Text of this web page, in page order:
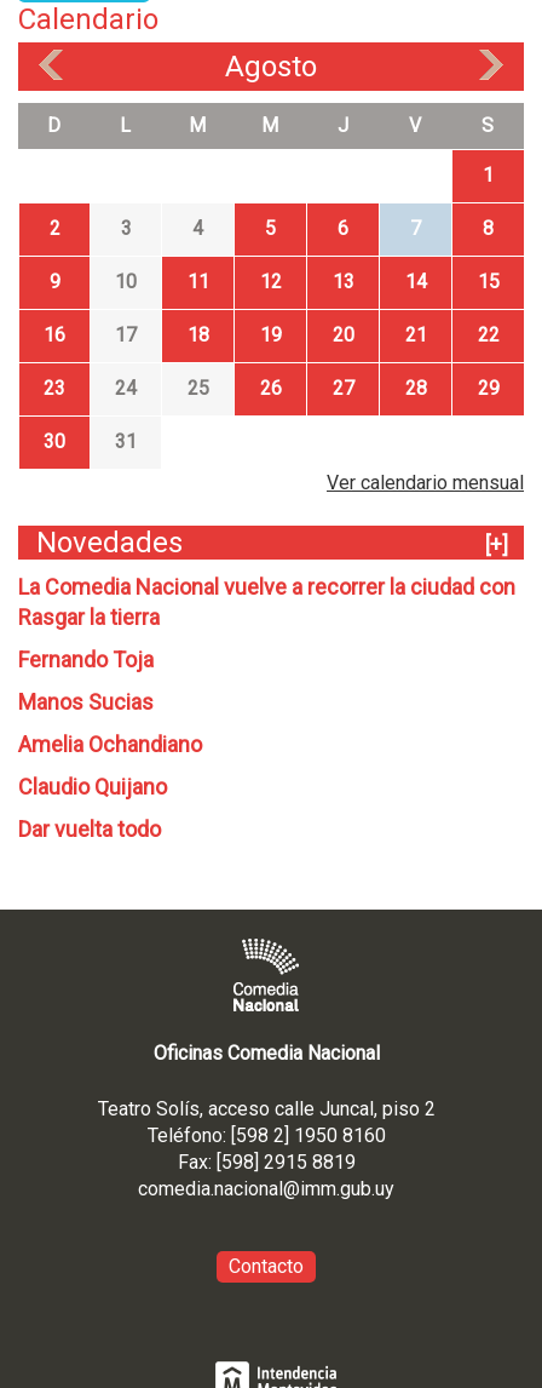
Calendario
Agosto
D L M M J V S
1
2 3 4 5 6 7 8
9 10 11 12 13 14 15
16 17 18 19 20 21 22
23 24 25 26 27 28 29
30
31
Ver calendario mensual
Novedades
[+]
La Comedia Nacional vuelve a recorrer la ciudad con
Rasgar la tierra
Fernando Toja
Manos Sucias
Amelia Ochandiano
Claudio Quijano
Dar vuelta todo
Oficinas Comedia Nacional
Teatro Solís, acceso calle Juncal, piso 2
Teléfono: [598 2] 1950 8160
Fax: [598] 2915 8819
comedia.nacional@imm.gub.uy
Contacto